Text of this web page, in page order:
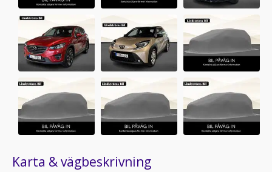
Karta & vägbeskrivning